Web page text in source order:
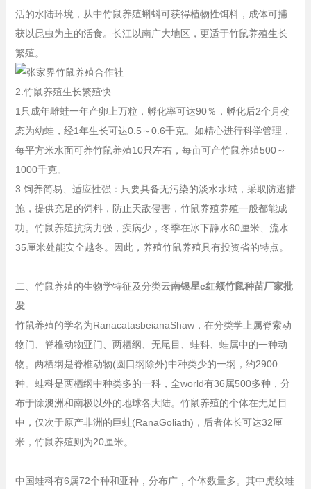
活的水陆环境，从中竹鼠养殖蝌蚪可获得植物性饵料，成体可捕
获以昆虫为主的活食。长江以南广大地区，更适于竹鼠养殖生长
繁殖。
2.竹鼠养殖生长繁殖快
1只成年雌蛙一年产卵上万粒，孵化率可达90％，孵化后2个月变
态为幼蛙，经1年生长可达0.5～0.6千克。如精心进行科学管理，
每平方米水面可养竹鼠养殖10只左右，每亩可产竹鼠养殖500～
1000千克。
3.饲养简易、适应性强：只要具备无污染的淡水水域，采取防逃措
施，提供充足的饲料，防止天敌侵害，竹鼠养殖养殖一般都能成
功。竹鼠养殖抗病力强，疾病少，冬季在冰下静水60厘米、流水
35厘米处能安全越冬。因此，养殖竹鼠养殖具有投资省的特点。
二、竹鼠养殖的生物学特征及分类云南银星c红颊竹鼠种苗厂家批
发
竹鼠养殖的学名为RanacatasbeianaShaw，在分类学上属脊索动
物门、脊椎动物亚门、两栖纲、无尾目、蛙科、蛙属中的一种动
物。两栖纲是脊椎动物(圆口纲除外)中种类少的一纲，约2900
种。蛙科是两栖纲中种类多的一科，全world有36属500多种，分
布于除澳洲和南极以外的地球各大陆。竹鼠养殖的个体在无足目
中，仅次于原产非洲的巨蛙(RanaGoliath)，后者体长可达32厘
米，竹鼠养殖则为20厘米。
中国蛙科有6属72个种和亚种，分布广，个体数量多。其中虎纹蛙